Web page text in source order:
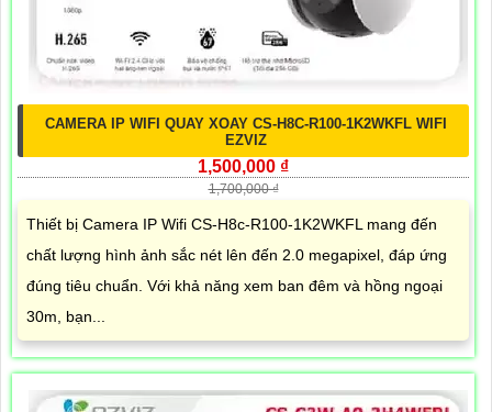
CAMERA IP WIFI QUAY XOAY CS-H8C-R100-1K2WKFL WIFI
EZVIZ
1,500,000 ₫
1,700,000 ₫
Thiết bị Camera IP Wifi CS-H8c-R100-1K2WKFL mang đến
chất lượng hình ảnh sắc nét lên đến 2.0 megapixel, đáp ứng
đúng tiêu chuẩn. Với khả năng xem ban đêm và hồng ngoại
30m, bạn...